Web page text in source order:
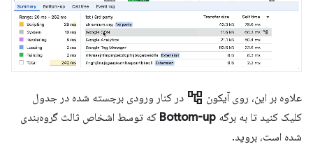
علاوه بر این، روی آیکون account_tree در کنار ورودی برجسته شده در جدول
کلیک کنید تا به برگه Bottom-up که توسط اشخاص ثالث گروه‌بندی
شده است، بروید.